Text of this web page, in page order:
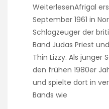
WeiterlesenAfrigal
September 1961 in
Schlagzeuger der
Band Judas Priest
Thin Lizzy. Als junger
den frühen 1980er
und spielte dort in
Bands wie